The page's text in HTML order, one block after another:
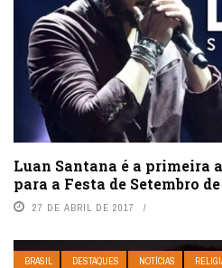
Luan Santana é a primeira
para a Festa de Setembro
27 DE ABRIL DE 2017
BRASIL DESTAQUES NOTÍCIAS